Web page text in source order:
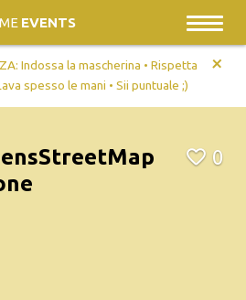
EVENTS
Indossa la mascherina • Rispetta
spesso le mani • Sii puntuale ;)
+
0